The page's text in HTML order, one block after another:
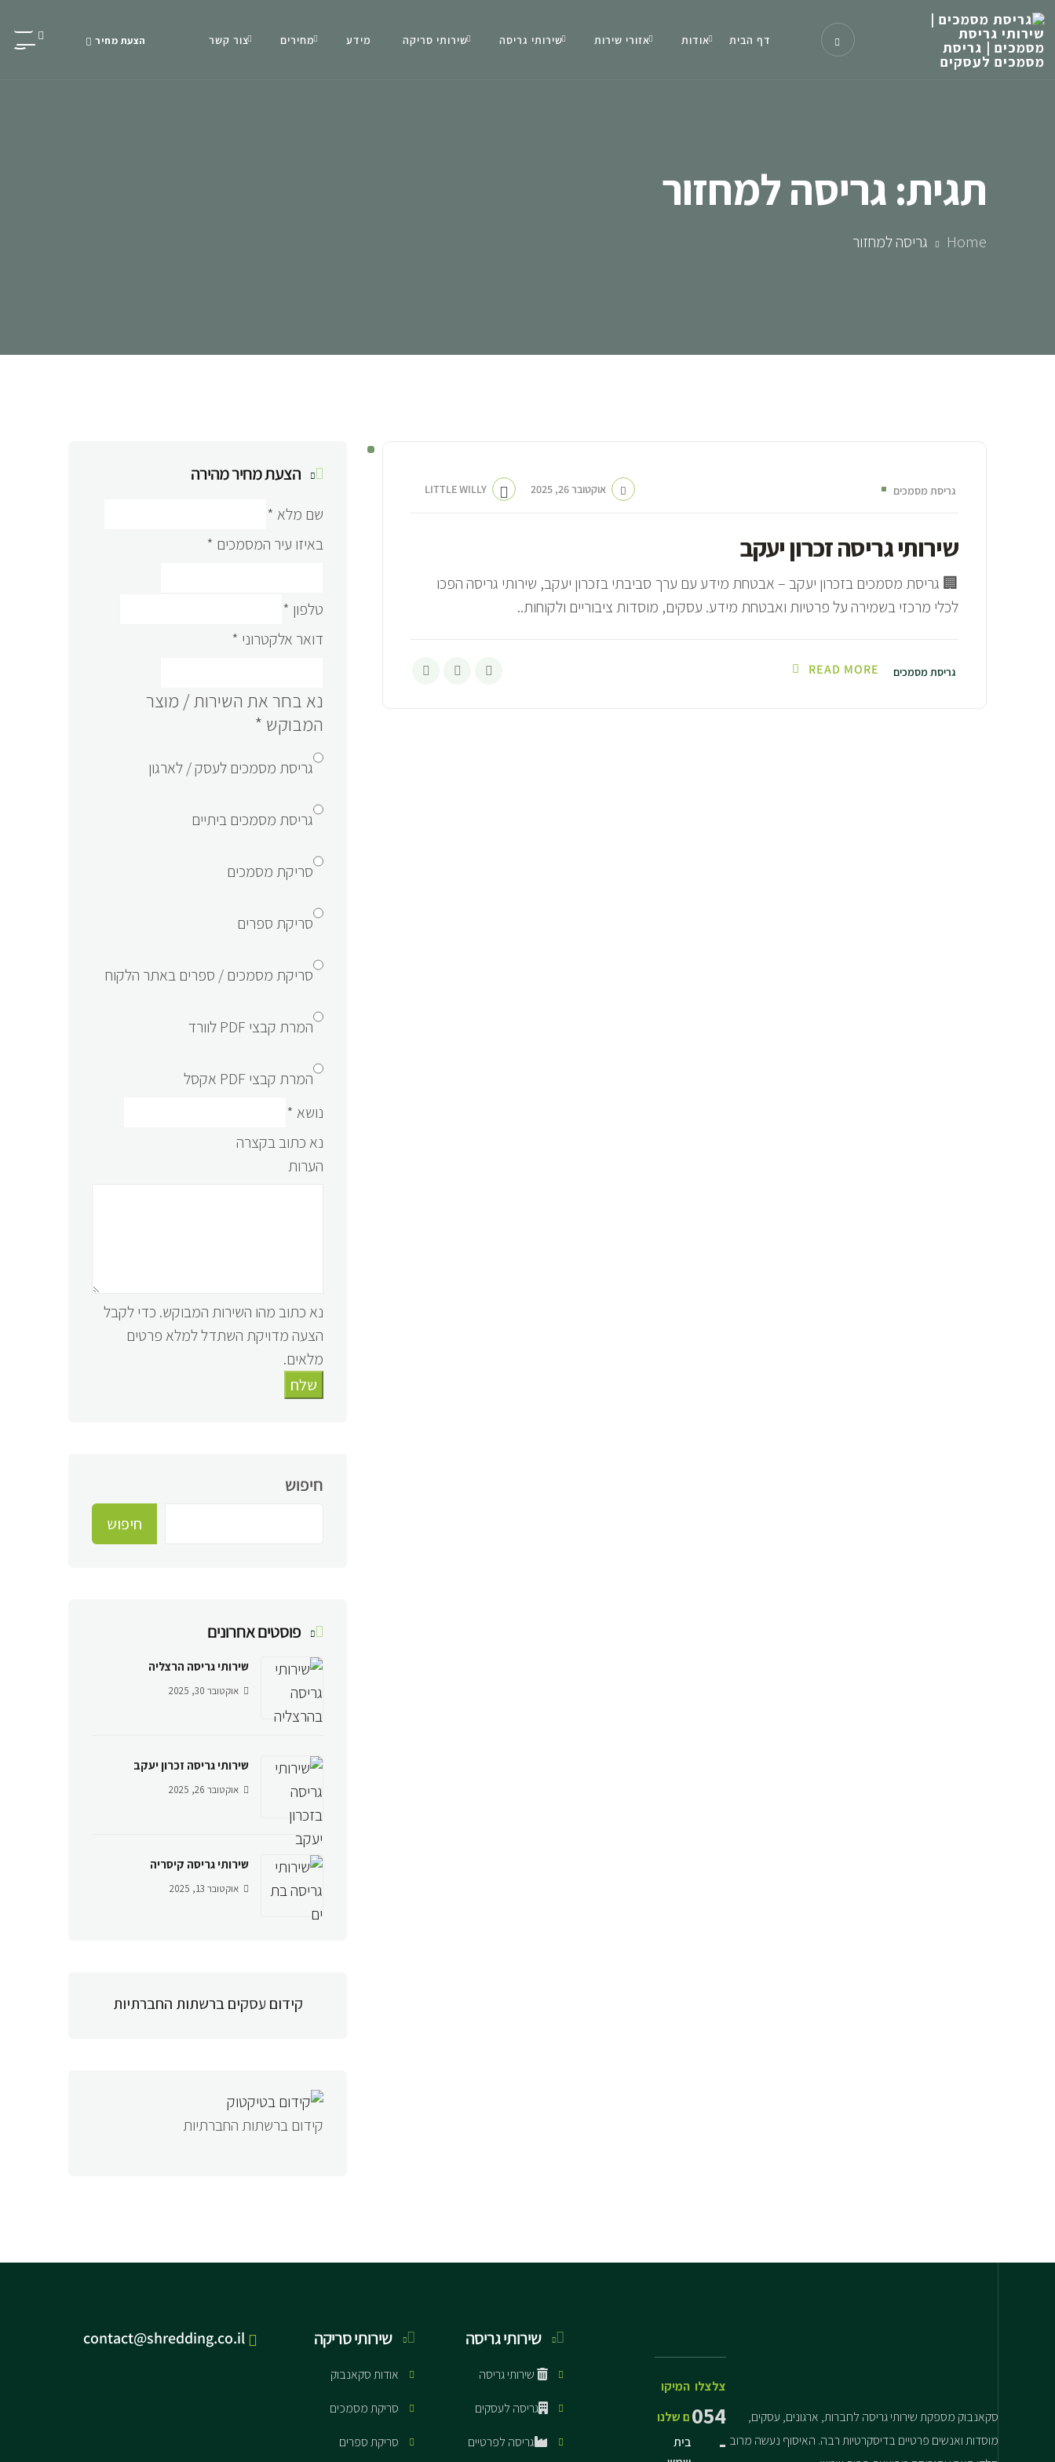
דף הבית אודות אזורי שירות שירותי גריסה שירותי סריקה מידע מחירים צור קשר הצעת מחיר
תגית:גריסה למחזור
Home גריסה למחזור
שירותי גריסה זכרון יעקב
גריסת מסמכים אוקטובר 26, 2025 LITTLE WILLY
🏢 גריסת מסמכים בזכרון יעקב – אבטחת מידע עם ערך סביבתי בזכרון יעקב, שירותי גריסה הפכו
לכלי מרכזי בשמירה על פרטיות ואבטחת מידע. עסקים, מוסדות ציבוריים ולקוחות..
גריסת מסמכים READ MORE
הצעת מחיר מהירה
שם מלא *
באיזו עיר המסמכים *
טלפון *
דואר אלקטרוני *
נא בחר את השירות / מוצר
המבוקש *
גריסת מסמכים לעסק / לארגון
גריסת מסמכים ביתיים
סריקת מסמכים
סריקת ספרים
סריקת מסמכים / ספרים באתר הלקוח
המרת קבצי PDF לוורד
המרת קבצי PDF אקסל
נושא *
נא כתוב בקצרה
הערות
נא כתוב מהו השירות המבוקש. כדי לקבל
הצעה מדויקת השתדל למלא פרטים
מלאים.
שלח
חיפוש
חיפוש
פוסטים אחרונים
שירותי גריסה הרצליה
אוקטובר 30, 2025
שירותי גריסה זכרון יעקב
אוקטובר 26, 2025
שירותי גריסה קיסריה
אוקטובר 13, 2025
קידום עסקים ברשתות החברתיות
קידום ברשתות החברתיות
סקאנבוק מספקת שירותי גריסה לחברות, ארגונים, עסקים,
מוסדות ואנשים פרטיים בדיסקרטיות רבה. האיסוף נעשה מרוב
צלצלו
054
-
המיקו
ם שלנו
בית
שירותי גריסה
שירותי גריסה
גריסה לעסקים
גריסה לפרטיים
שירותי סריקה
אודות סקאנבוק
סריקת מסמכים
סריקת ספרים